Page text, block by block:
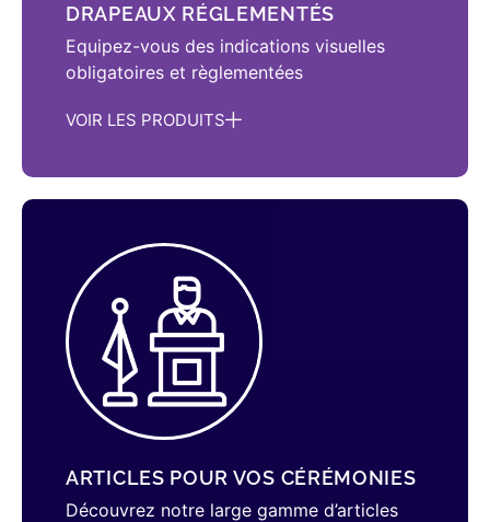
DRAPEAUX RÉGLEMENTÉS
Equipez-vous des indications visuelles
obligatoires et règlementées
VOIR LES PRODUITS
ARTICLES POUR VOS CÉRÉMONIES
Découvrez notre large gamme d’articles